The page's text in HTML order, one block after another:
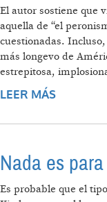
El autor sostiene que
aquella de “el
cuestionadas.
más longevo de
estrepitosa,
LEER MÁS
Nada es
Es probable que el